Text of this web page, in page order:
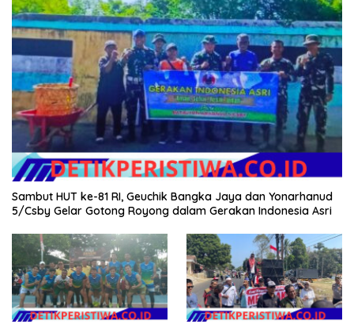
Sambut HUT ke-81 RI, Geuchik Bangka Jaya dan Yonarhanud
5/Csby Gelar Gotong Royong dalam Gerakan Indonesia Asri